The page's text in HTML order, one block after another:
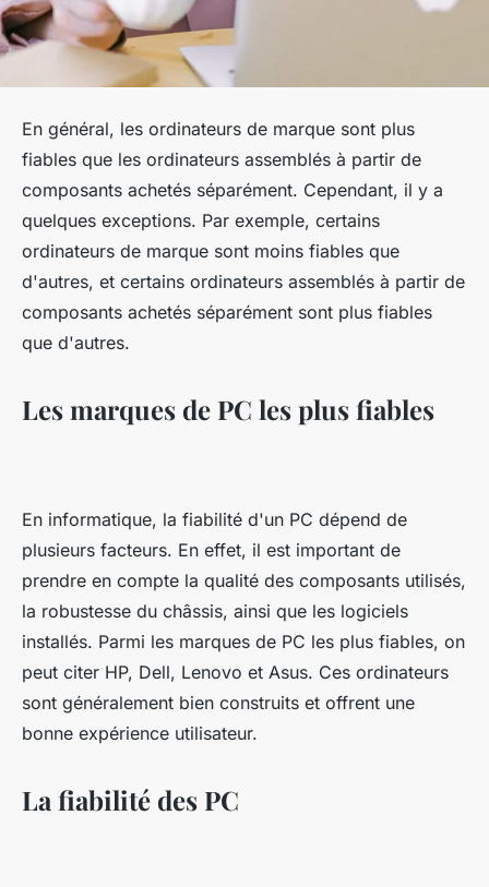
En général, les ordinateurs de marque sont plus
fiables que les ordinateurs assemblés à partir de
composants achetés séparément. Cependant, il y a
quelques exceptions. Par exemple, certains
ordinateurs de marque sont moins fiables que
d'autres, et certains ordinateurs assemblés à partir de
composants achetés séparément sont plus fiables
que d'autres.
Les marques de PC les plus fiables
En informatique, la fiabilité d'un PC dépend de
plusieurs facteurs. En effet, il est important de
prendre en compte la qualité des composants utilisés,
la robustesse du châssis, ainsi que les logiciels
installés. Parmi les marques de PC les plus fiables, on
peut citer HP, Dell, Lenovo et Asus. Ces ordinateurs
sont généralement bien construits et offrent une
bonne expérience utilisateur.
La fiabilité des PC